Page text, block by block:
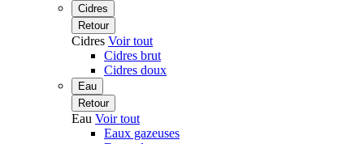
Cidres
Retour
Cidres Voir tout
Cidres brut
Cidres doux
Eau
Retour
Eau Voir tout
Eaux gazeuses